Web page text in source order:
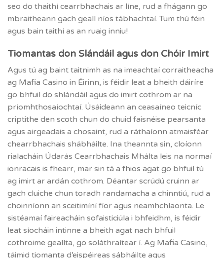
seo do thaithí cearrbhachais ar líne, rud a fhágann go
mbraitheann gach geall níos tábhachtaí. Tum thú féin
agus bain taithí as an ruaig inniu!
Tiomantas don Slándáil agus don Chóir Imirt
Agus tú ag baint taitnimh as na imeachtaí corraitheacha
ag Mafia Casino in Éirinn, is féidir leat a bheith dáiríre
go bhfuil do shlándáil agus do imirt cothrom ar na
príomhthosaíochtaí. Úsáideann an ceasaíneo teicníc
criptithe den scoth chun do chuid faisnéise pearsanta
agus airgeadais a chosaint, rud a ráthaíonn atmaisféar
chearrbhachais shábháilte. Ina theannta sin, cloíonn
rialacháin Údarás Cearrbhachais Mhálta leis na normaí
ionracais is fhearr, mar sin tá a fhios agat go bhfuil tú
ag imirt ar ardán cothrom. Déantar scrúdú cruinn ar
gach cluiche chun toradh randamacha a chinntiú, rud a
choinníonn an sceitimíní fíor agus neamhchlaonta. Le
sistéamaí faireacháin sofaisticiúla i bhfeidhm, is féidir
leat síocháin intinne a bheith agat nach bhfuil
cothroime geallta, go soláthraítear í. Ag Mafia Casino,
táimid tiomanta d’eispéireas sábháilte agus